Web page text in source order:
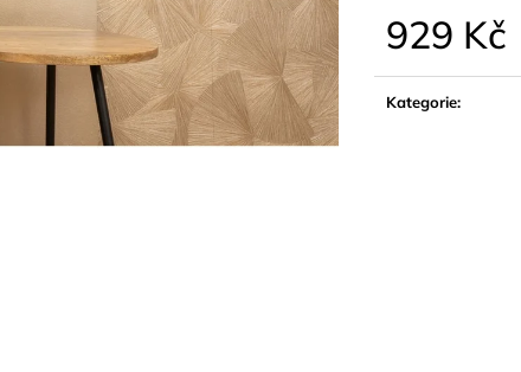
929 Kč
Kategorie: